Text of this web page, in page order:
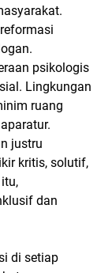
psikologis
Lingkungan
ruang
justru
kritis, solutif,
dan
di setiap